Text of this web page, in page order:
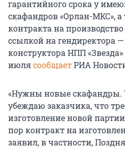
гарантийного срока у
скафандров «Орлан-МКС», а
контракта на
ссылкой на гендиректора —
конструктора НПП
июлясообщаетРИА
«Нужны новые скафандры.
убеждаю заказчика, что
изготовление новой
пор контракт на
заявил, в частности,